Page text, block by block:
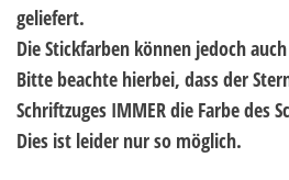
geliefert.
Die Stickfarben können jedoch
Bitte beachte hierbei, dass der
Schriftzuges IMMER die Farbe des
Dies ist leider nur so möglich.